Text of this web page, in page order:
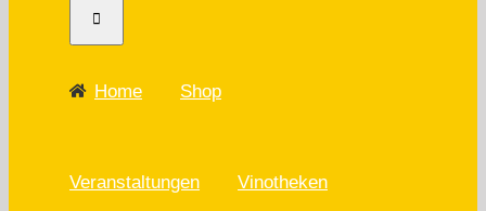
Home Shop
Veranstaltungen Vinotheken